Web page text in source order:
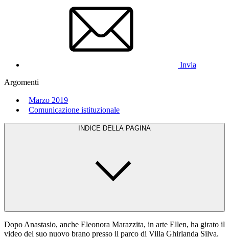
Invia
Argomenti
Marzo 2019
Comunicazione istituzionale
INDICE DELLA PAGINA
Dopo Anastasio, anche Eleonora Marazzita, in arte Ellen, ha girato il
video del suo nuovo brano presso il parco di Villa Ghirlanda Silva.